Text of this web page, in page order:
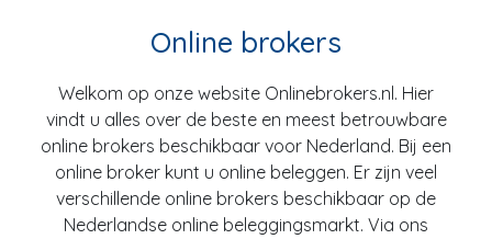
Online brokers
Welkom op onze website Onlinebrokers.nl. Hier
vindt u alles over de beste en meest betrouwbare
online brokers beschikbaar voor Nederland. Bij een
online broker kunt u online beleggen. Er zijn veel
verschillende online brokers beschikbaar op de
Nederlandse online beleggingsmarkt. Via ons